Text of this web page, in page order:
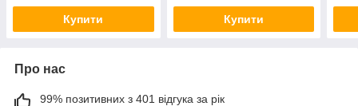
Купити Купити
Про нас
99% позитивних з 401 відгука за рік